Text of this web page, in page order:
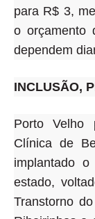
para R$ 3,
o orçamento
dependem
INCLUSÃO,
Porto Velho
Clínica de
implantado
estado,
Transtorno